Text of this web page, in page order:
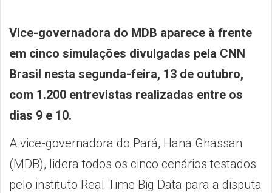
Vice-governadora do MDB aparece à frente
em cinco simulações divulgadas pela CNN
Brasil nesta segunda-feira, 13 de outubro,
com 1.200 entrevistas realizadas entre os
dias 9 e 10.
A vice-governadora do Pará, Hana Ghassan
(MDB), lidera todos os cinco cenários testados
pelo instituto Real Time Big Data para a disputa